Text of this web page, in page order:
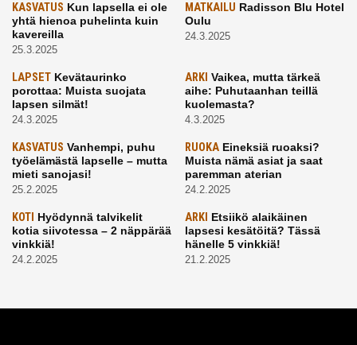
KASVATUS Kun lapsella ei ole
yhtä hienoa puhelinta kuin
kavereilla
25.3.2025
MATKAILU Radisson Blu Hotel
Oulu
24.3.2025
LAPSET Kevätaurinko
porottaa: Muista suojata
lapsen silmät!
24.3.2025
ARKI Vaikea, mutta tärkeä
aihe: Puhutaanhan teillä
kuolemasta?
4.3.2025
KASVATUS Vanhempi, puhu
työelämästä lapselle – mutta
mieti sanojasi!
25.2.2025
RUOKAEineksiä ruoaksi?
Muista nämä asiat ja saat
paremman aterian
24.2.2025
KOTI Hyödynnä talvikelit
kotia siivotessa – 2 näppärää
vinkkiä!
24.2.2025
ARKI Etsiikö alaikäinen
lapsesi kesätöitä? Tässä
hänelle 5 vinkkiä!
21.2.2025